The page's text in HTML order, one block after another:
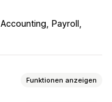
Accounting
Payroll
Funktionen anzeigen